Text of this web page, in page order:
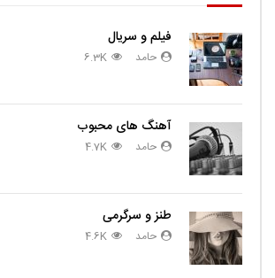
فیلم و سریال
حامد 6.3K
آهنگ های محبوب
حامد 4.7K
طنز و سرگرمی
حامد 4.6K